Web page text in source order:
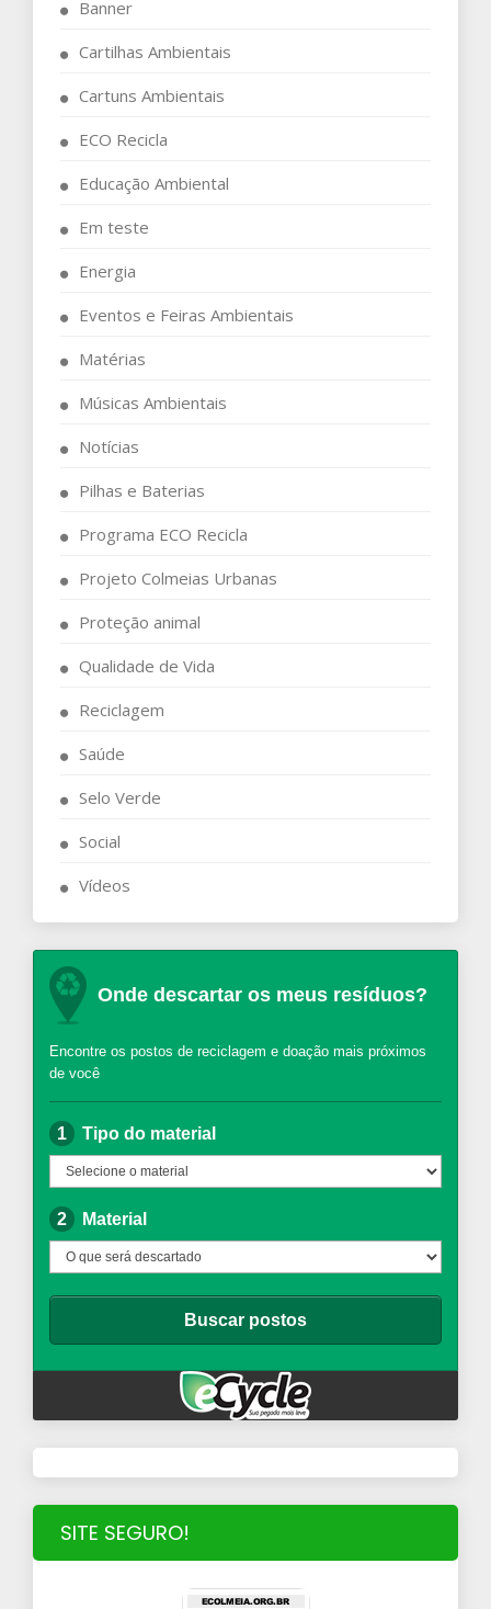
Banner
Cartilhas Ambientais
Cartuns Ambientais
ECO Recicla
Educação Ambiental
Em teste
Energia
Eventos e Feiras Ambientais
Matérias
Músicas Ambientais
Notícias
Pilhas e Baterias
Programa ECO Recicla
Projeto Colmeias Urbanas
Proteção animal
Qualidade de Vida
Reciclagem
Saúde
Selo Verde
Social
Vídeos
SITE SEGURO!